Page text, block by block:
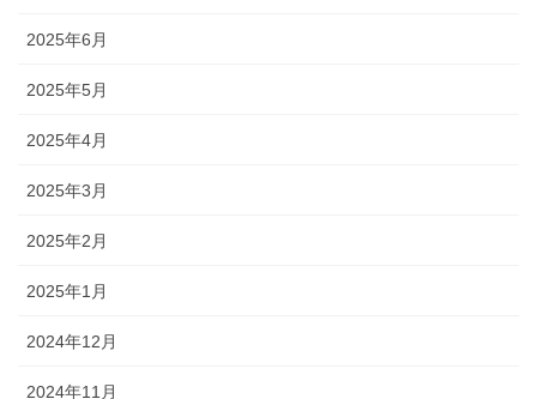
2025年6月
2025年5月
2025年4月
2025年3月
2025年2月
2025年1月
2024年12月
2024年11月